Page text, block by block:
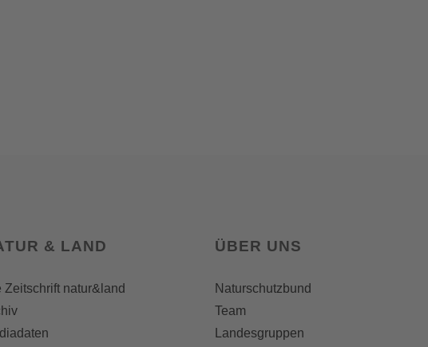
& LAND
Zeitschrift natur&land
ÜBER UNS
Naturschutzbund
Team
Landesgruppen